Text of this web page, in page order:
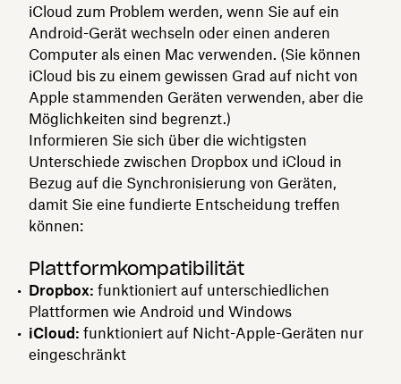
iCloud zum Problem werden, wenn Sie auf ein
Android-Gerät wechseln oder einen anderen
Computer als einen Mac verwenden. (Sie können
iCloud bis zu einem gewissen Grad auf nicht von
Apple stammenden Geräten verwenden, aber die
Möglichkeiten sind begrenzt.)
Informieren Sie sich über die wichtigsten
Unterschiede zwischen Dropbox und iCloud in
Bezug auf die Synchronisierung von Geräten,
damit Sie eine fundierte Entscheidung treffen
können:
Plattformkompatibilität
Dropbox: funktioniert auf unterschiedlichen
Plattformen wie Android und Windows
iCloud: funktioniert auf Nicht-Apple-Geräten nur
eingeschränkt